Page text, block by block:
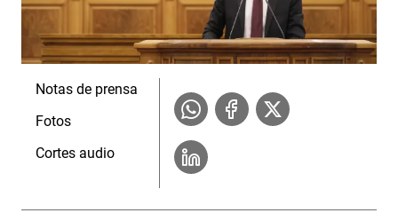
Notas de prensa
Fotos
Cortes audio